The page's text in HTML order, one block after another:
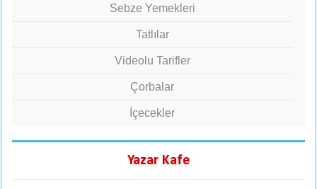
Sebze Yemekleri
Tatlılar
Videolu Tarifler
Çorbalar
İçecekler
Yazar Kafe